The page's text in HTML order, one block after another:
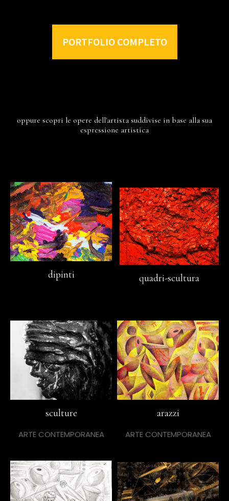
PORTFOLIO COMPLETO
oppure scopri le opere dell'artista suddivise in base alla sua
espressione artistica
dipinti quadri-scultura
sculture
ARTE CONTEMPORANEA
arazzi
ARTE CONTEMPORANEA